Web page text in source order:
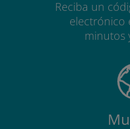
Reciba un
electrónico
minutos